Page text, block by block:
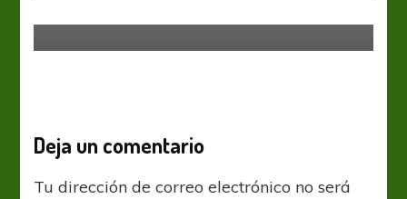
Deja un comentario
Tu dirección de correo electrónico no será